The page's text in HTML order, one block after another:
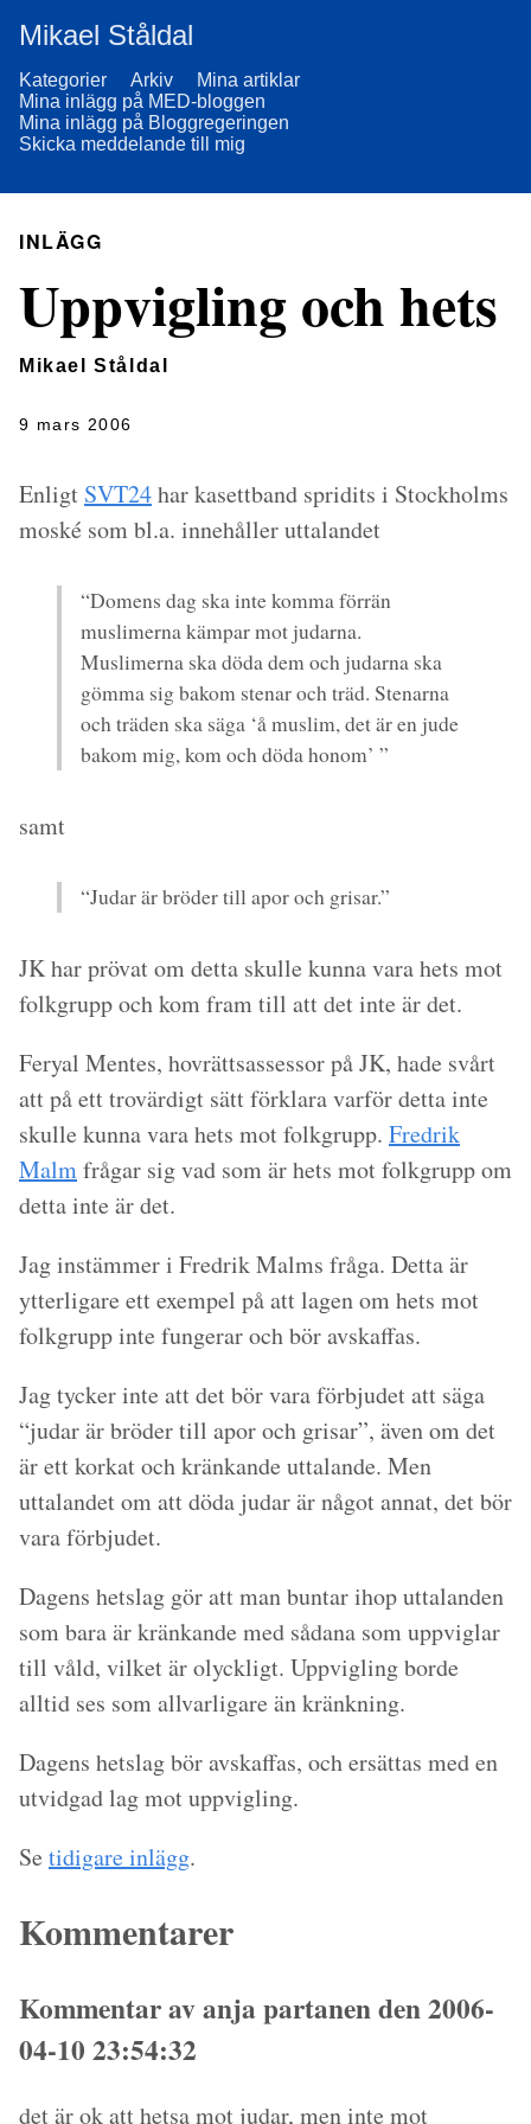
Mikael Ståldal
Kategorier Arkiv
Mina artiklar
Mina inlägg på MED-bloggen
Mina inlägg på Bloggregeringen
Skicka meddelande till mig
INLÄGG
Uppvigling och hets
Mikael Ståldal
9 mars 2006
Enligt SVT24har kasettband spridits i Stockholms
moské som bl.a. innehåller uttalandet
“Domens dag ska inte komma förrän
muslimerna kämpar mot judarna.
Muslimerna ska döda dem och judarna ska
gömma sig bakom stenar och träd. Stenarna
och träden ska säga ‘å muslim, det är en jude
bakom mig, kom och döda honom’ ”
samt
“Judar är bröder till apor och grisar.”
JK har prövat om detta skulle kunna vara hets mot
folkgrupp och kom fram till att det inte är det.
Feryal Mentes, hovrättsassessor på JK, hade svårt
att på ett trovärdigt sätt förklara varför detta inte
skulle kunna vara hets mot folkgrupp. Fredrik
Malmfrågar sig vad som är hets mot folkgrupp om
detta inte är det.
Jag instämmer i Fredrik Malms fråga. Detta är
ytterligare ett exempel på att lagen om hets mot
folkgrupp inte fungerar och bör avskaffas.
Jag tycker inte att det bör vara förbjudet att säga
“judar är bröder till apor och grisar”, även om det
är ett korkat och kränkande uttalande. Men
uttalandet om att döda judar är något annat, det bör
vara förbjudet.
Dagens hetslag gör att man buntar ihop uttalanden
som bara är kränkande med sådana som uppviglar
till våld, vilket är olyckligt. Uppvigling borde
alltid ses som allvarligare än kränkning.
Dagens hetslag bör avskaffas, och ersättas med en
utvidgad lag mot uppvigling.
Se tidigare inlägg.
Kommentarer
Kommentar av anja partanen den 2006-
04-10 23:54:32
det är ok att hetsa mot judar, men inte mot